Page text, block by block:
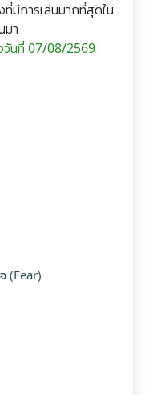
มีการเล่นมากที่สุดใน
มา
นที่ 07/08/2569
(Fear)